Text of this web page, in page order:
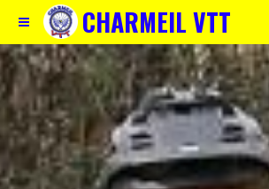
CHARMEIL VTT